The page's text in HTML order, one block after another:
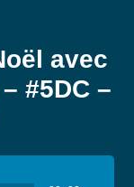
avec
#5DC –